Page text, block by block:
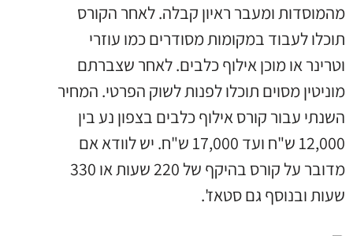
מהמוסדות ומעבר ראיון קבלה. לאחר הקורס
תוכלו לעבוד במקומות מסודרים כמו עוזרי
וטרינר או מוכן אילוף כלבים. לאחר שצברתם
מוניטין מסוים תוכלו לפנות לשוק הפרטי. המחיר
השנתי עבור קורס אילוף כלבים בצפון נע בין
12,000 ש"ח ועד 17,000 ש"ח. יש לוודא אם
מדובר על קורס בהיקף של 220 שעות או 330
שעות ובנוסף גם סטאז'.